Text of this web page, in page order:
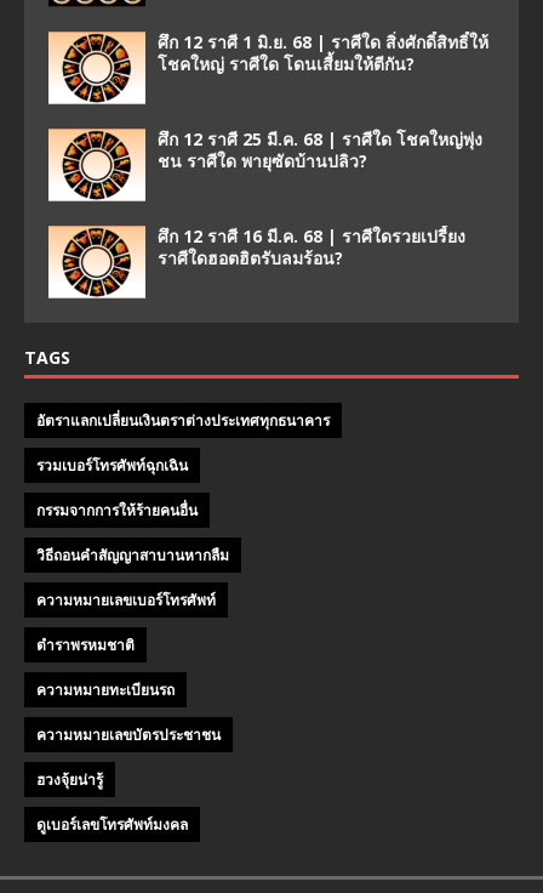
ศึก 12 ราศี 1 มิ.ย. 68 | ราศีใด สิ่งศักดิ์สิทธิ์ให้
โชคใหญ่ ราศีใด โดนเสี้ยมให้ตีกัน?
ศึก 12 ราศี 25 มี.ค. 68 | ราศีใด โชคใหญ่พุ่ง
ชน ราศีใด พายุซัดบ้านปลิว?
ศึก 12 ราศี 16 มี.ค. 68 | ราศีใดรวยเปรี้ยง
ราศีใดฮอตฮิตรับลมร้อน?
TAGS
อัตราแลกเปลี่ยนเงินตราต่างประเทศทุกธนาคาร
รวมเบอร์โทรศัพท์ฉุกเฉิน
กรรมจากการให้ร้ายคนอื่น
วิธีถอนคําสัญญาสาบานหากลืม
ความหมายเลขเบอร์โทรศัพท์
ตำราพรหมชาติ
ความหมายทะเบียนรถ
ความหมายเลขบัตรประชาชน
ฮวงจุ้ยน่ารู้
ดูเบอร์เลขโทรศัพท์มงคล